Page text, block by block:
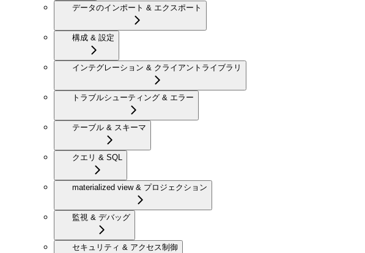
データのインポート & エクスポート
構成 & 設定
インテグレーション & クライアントライブラリ
トラブルシューティング & エラー
テーブル & スキーマ
クエリ & SQL
materialized view & プロジェクション
監視 & デバッグ
セキュリティ & アクセス制御